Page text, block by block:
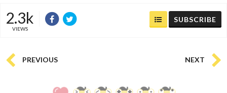
2.3k
VIEWS
SUBSCRIBE
PREVIOUS NEXT